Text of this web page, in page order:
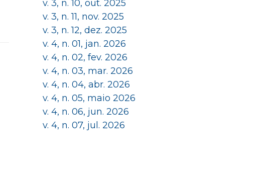
v. 3, n. 10, out. 2025
v. 3, n. 11, nov. 2025
v. 3, n. 12, dez. 2025
v. 4, n. 01, jan. 2026
v. 4, n. 02, fev. 2026
v. 4, n. 03, mar. 2026
v. 4, n. 04, abr. 2026
v. 4, n. 05, maio 2026
v. 4, n. 06, jun. 2026
v. 4, n. 07, jul. 2026